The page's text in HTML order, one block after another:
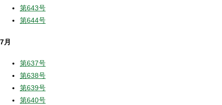
第643号
第644号
7月
第637号
第638号
第639号
第640号